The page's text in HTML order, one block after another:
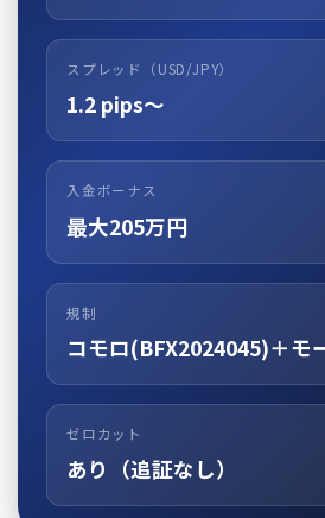
スプレッド（USD/JPY）
1.2 pips〜
入金ボーナス
最大205万円
規制
コモロ(BFX2024045)＋モ
ゼロカット
あり（追証なし）